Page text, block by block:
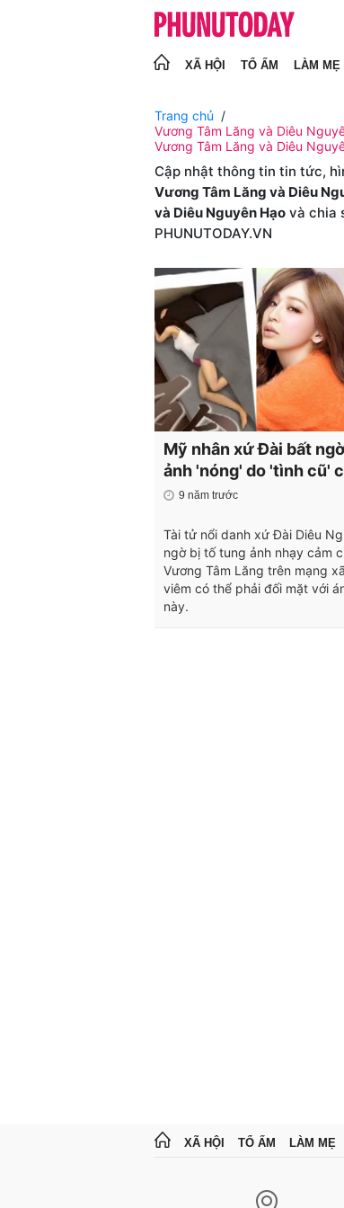
XÃ HỘI TỔ ẤM LÀM MẸ
Trang chủ
Vương Tâm Lăng và Diêu
Vương Tâm Lăng và Diêu
Cập nhật thông tin tin tức,
Vương Tâm Lăng và Diêu
và Diêu Nguyên Hạo và chia
PHUNUTODAY.VN
Mỹ nhân xứ Đài bất
ảnh 'nóng' do 'tình cũ'
9 năm trước
Tài tử nổi danh xứ Đài Diêu
ngờ bị tố tung ảnh nhạy cảm
Vương Tâm Lăng trên mạng
viêm có thể phải đối mặt với
này.
XÃ HỘI TỔ ẤM LÀM MẸ